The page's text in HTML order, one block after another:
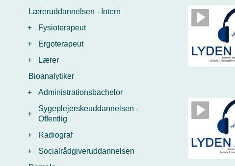
Læreruddannelsen - Intern
+
Fysioterapeut
+
Ergoterapeut
+
Lærer
Bioanalytiker
+
Administrationsbachelor
+
Sygeplejerskeuddannelsen -
Offentlig
+
Radiograf
+
Socialrådgiveruddannelsen